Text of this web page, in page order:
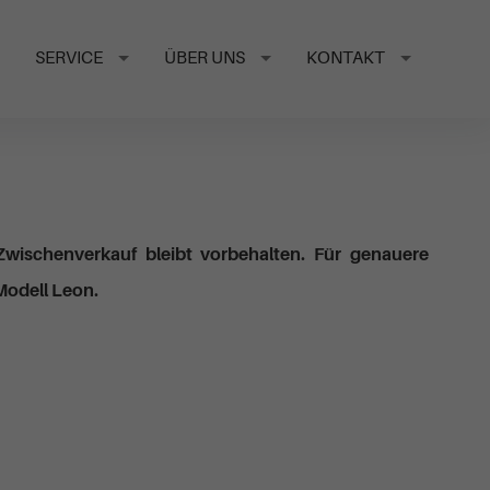
SERVICE ÜBER UNS KONTAKT
bleibt vorbehalten. Für genauere
Leon.